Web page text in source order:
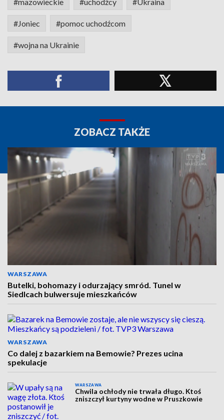
#Joniec #pomoc uchodźcom
#wojna na Ukrainie
ZOBACZ TAKŻE
WARSZAWA
Butelki, bohomazy i odurzający smród. Tunel w
Siedlcach bulwersuje mieszkańców
WARSZAWA
Co dalej z bazarkiem na Bemowie? Prezes ucina
spekulacje
WARSZAWA
Chwila ochłody nie trwała długo. Ktoś
zniszczył kurtyny wodne w Pruszkowie